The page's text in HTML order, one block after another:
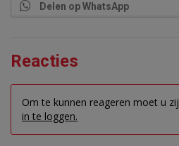
Delen op WhatsApp
Reacties
Om te kunnen reageren moet u
in te loggen.